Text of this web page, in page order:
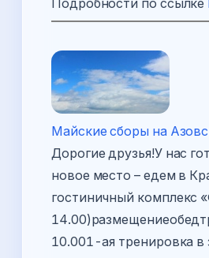
Майские сборы на
Дорогие друзья!У нас
новое место – едем в
гостиничный комплекс
10.001-ая тренировка